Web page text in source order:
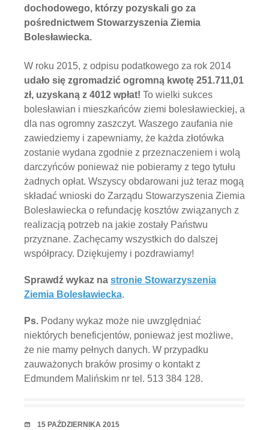
dochodowego, którzy pozyskali go za
pośrednictwem Stowarzyszenia Ziemia
Bolesławiecka.
W roku 2015, z odpisu podatkowego za rok 2014
udało się zgromadzić ogromną kwotę 251.711,01
zł, uzyskaną z 4012 wpłat! To wielki sukces
bolesławian i mieszkańców ziemi bolesławieckiej, a
dla nas ogromny zaszczyt. Waszego zaufania nie
zawiedziemy i zapewniamy, że każda złotówka
zostanie wydana zgodnie z przeznaczeniem i wolą
darczyńców ponieważ nie pobieramy z tego tytułu
żadnych opłat. Wszyscy obdarowani już teraz mogą
składać wnioski do Zarządu Stowarzyszenia Ziemia
Bolesławiecka o refundację kosztów związanych z
realizacją potrzeb na jakie zostały Państwu
przyznane. Zachęcamy wszystkich do dalszej
współpracy. Dziękujemy i pozdrawiamy!
Sprawdź wykaz na stronie Stowarzyszenia
Ziemia Bolesławiecka.
Ps. Podany wykaz może nie uwzględniać
niektórych beneficjentów, ponieważ jest możliwe,
że nie mamy pełnych danych. W przypadku
zauważonych braków prosimy o kontakt z
Edmundem Malińskim nr tel. 513 384 128.
RANDKA
15 PAŹDZIERNIKA 2015